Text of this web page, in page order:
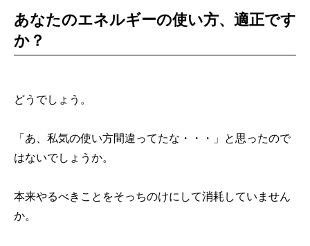
あなたのエネルギーの使い方、適正です
か？
どうでしょう。
「あ、私気の使い方間違ってたな・・・」と思ったので
はないでしょうか。
本来やるべきことをそっちのけにして消耗していません
か。